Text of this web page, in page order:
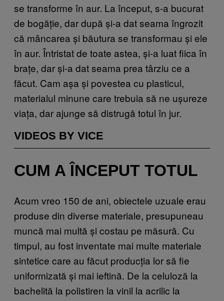
se transforme în aur. La început, s-a bucurat
de bogăție, dar după și-a dat seama îngrozit
că mâncarea și băutura se transformau și ele
în aur. Întristat de toate astea, și-a luat fiica în
brațe, dar și-a dat seama prea târziu ce a
făcut. Cam așa și povestea cu plasticul,
materialul minune care trebuia să ne ușureze
viața, dar ajunge să distrugă totul în jur.
VIDEOS BY VICE
CUM A ÎNCEPUT TOTUL
Acum vreo 150 de ani, obiectele uzuale erau
produse din diverse materiale, presupuneau
muncă mai multă și costau pe măsură. Cu
timpul, au fost inventate mai multe materiale
sintetice care au făcut producția lor să fie
uniformizată și mai ieftină. De la celuloză la
bachelită la polistiren la vinil la acrilic la